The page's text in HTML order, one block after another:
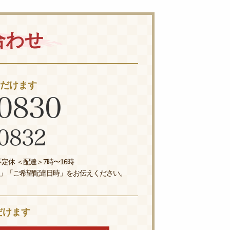
わせ
けます
休 ＜配達＞7時〜16時
ご希望配達日時」をお伝えください。
けます